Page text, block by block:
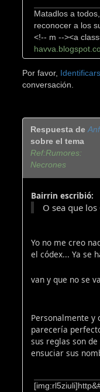
Matadlos a
reconocer a los
<!-- m --><a
Por favor,
conversación.
Respuesta de
sobre el tema
Ref:Rumores:
Necrones
Bairrin escribió:
O sea que los
Yo no me creo
el códex... Ya se
van y que no se
Personalmente y
parecería
sus reglas son
ensuciar sus